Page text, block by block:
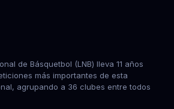
de Básquetbol (LNB) lleva 11 años
más importantes de esta
agrupando a 36 clubes entre todos